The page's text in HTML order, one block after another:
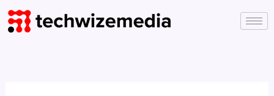
Skip
to